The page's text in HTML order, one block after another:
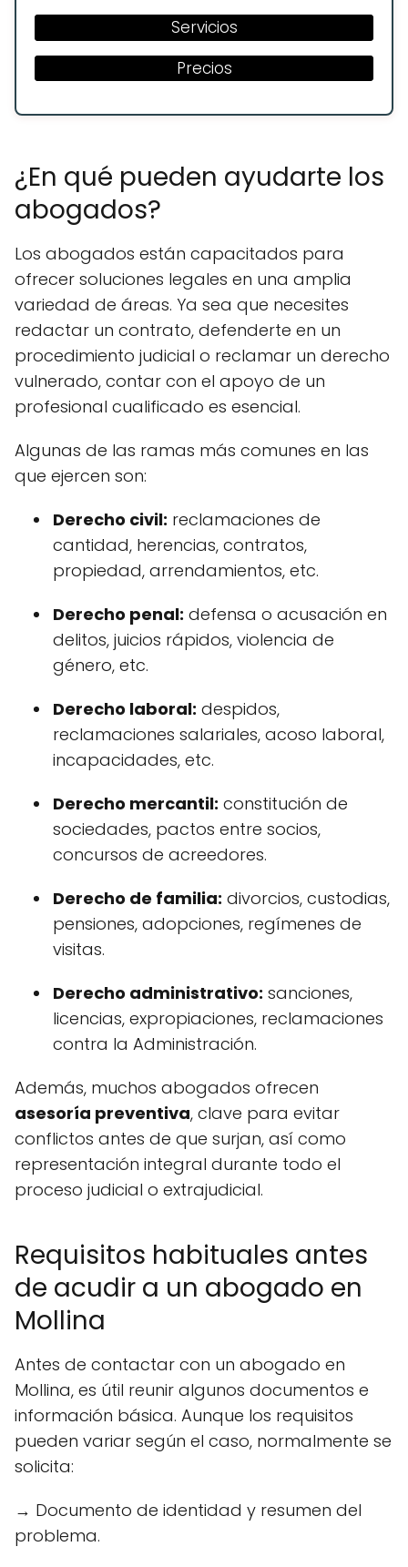
Servicios
Precios
¿En qué pueden ayudarte los
abogados?
Los abogados están capacitados para
ofrecer soluciones legales en una amplia
variedad de áreas. Ya sea que necesites
redactar un contrato, defenderte en un
procedimiento judicial o reclamar un derecho
vulnerado, contar con el apoyo de un
profesional cualificado es esencial.
Algunas de las ramas más comunes en las
que ejercen son:
Derecho civil: reclamaciones de
cantidad, herencias, contratos,
propiedad, arrendamientos, etc.
Derecho penal: defensa o acusación en
delitos, juicios rápidos, violencia de
género, etc.
Derecho laboral: despidos,
reclamaciones salariales, acoso laboral,
incapacidades, etc.
Derecho mercantil: constitución de
sociedades, pactos entre socios,
concursos de acreedores.
Derecho de familia: divorcios, custodias,
pensiones, adopciones, regímenes de
visitas.
Derecho administrativo: sanciones,
licencias, expropiaciones, reclamaciones
contra la Administración.
Además, muchos abogados ofrecen
asesoría preventiva, clave para evitar
conflictos antes de que surjan, así como
representación integral durante todo el
proceso judicial o extrajudicial.
Requisitos habituales antes
de acudir a un abogado en
Mollina
Antes de contactar con un abogado en
Mollina, es útil reunir algunos documentos e
información básica. Aunque los requisitos
pueden variar según el caso, normalmente se
solicita:
→ Documento de identidad y resumen del
problema.